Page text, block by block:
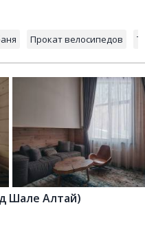
Прокат велосипедов
Шале Алтай)